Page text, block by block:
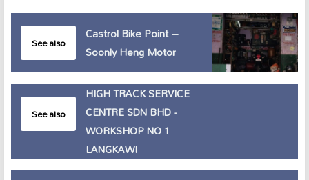
See also
Castrol Bike Point –
Soonly Heng Motor
See also
HIGH TRACK SERVICE
CENTRE SDN BHD -
WORKSHOP NO 1
LANGKAWI